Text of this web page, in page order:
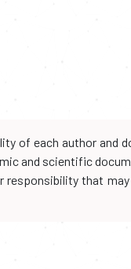
of each author
and scientific
that